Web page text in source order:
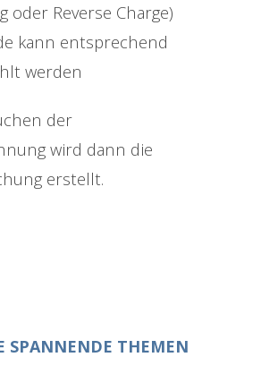
oder Reverse Charge)
kann entsprechend
werden
der
wird dann die
erstellt.
SPANNENDE THEMEN